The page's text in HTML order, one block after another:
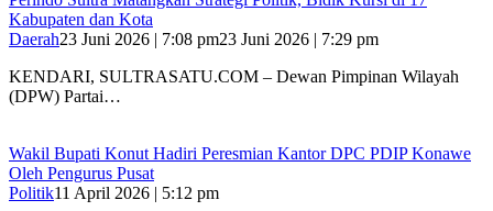
Kabupaten dan Kota
Daerah23 Juni 2026 | 7:08 pm23 Juni 2026 | 7:29 pm
KENDARI, SULTRASATU.COM – Dewan Pimpinan Wilayah
(DPW) Partai…
Wakil Bupati Konut Hadiri Peresmian Kantor DPC PDIP Konawe
Oleh Pengurus Pusat
Politik11 April 2026 | 5:12 pm